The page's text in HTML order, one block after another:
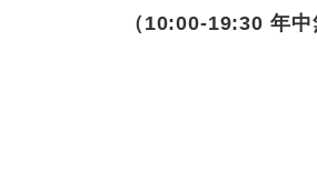
（10:00-19:30 年中